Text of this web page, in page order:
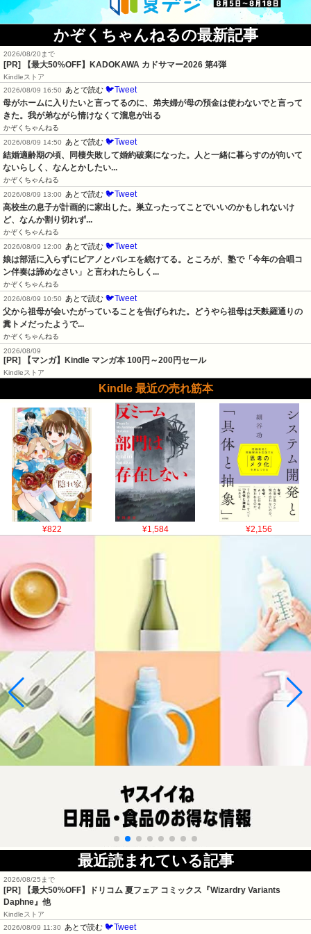
かぞくちゃんねるの最新記事
2026/08/20まで
[PR] 【最大50%OFF】KADOKAWA カドサマー2026 第4弾
Kindleストア
2026/08/09 16:50
あとで読む 🐦Tweet
母がホームに入りたいと言ってるのに、弟夫婦が母の預金は使わないでと言って
きた。我が弟ながら情けなくて溜息が出る
かぞくちゃんねる
2026/08/09 14:50
あとで読む 🐦Tweet
結婚適齢期の頃、同棲失敗して婚約破棄になった。人と一緒に暮らすのが向いて
ないらしく、なんとかしたい...
かぞくちゃんねる
2026/08/09 13:00
あとで読む 🐦Tweet
高校生の息子が計画的に家出した。巣立ったってことでいいのかもしれないけ
ど、なんか割り切れず...
かぞくちゃんねる
2026/08/09 12:00
あとで読む 🐦Tweet
娘は部活に入らずにピアノとバレエを続けてる。ところが、塾で「今年の合唱コ
ン伴奏は諦めなさい」と言われたらしく...
かぞくちゃんねる
2026/08/09 10:50
あとで読む 🐦Tweet
父から祖母が会いたがっていることを告げられた。どうやら祖母は天麩羅通りの
糞トメだったようで...
かぞくちゃんねる
2026/08/09
[PR] 【マンガ】Kindle マンガ本 100円～200円セール
Kindleストア
Kindle 最近の売れ筋本
¥822 ¥1,584 ¥2,156
最近読まれている記事
2026/08/25まで
[PR]
【最大50%OFF】ドリコム 夏フェア コミックス『Wizardry Variants
Daphne』他
Kindleストア
2026/08/09 11:30
あとで読む 🐦Tweet